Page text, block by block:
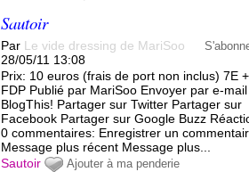
Sautoir
Par Le vide dressing de MariSoo
28/05/11 13:08
Prix: 10 euros (frais de port non inclus) 7E +
FDP Publié par MariSoo Envoyer par e-mail
BlogThis! Partager sur Twitter Partager sur
Facebook Partager sur Google Buzz
0 commentaires: Enregistrer un
Message plus récent Message plus...
Sautoir
Ajouter à ma penderie